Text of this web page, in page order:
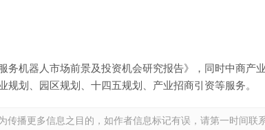
务机器人市场前景及投资机会研究报告》，同时中商产
划、园区规划、十四五规划、产业招商引资等服务。
传播更多信息之目的，如作者信息标记有误，请第一时间联